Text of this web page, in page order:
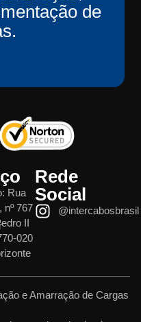
de
Rua
nº 767
II
020
Rede
Social
@intercabosbrasil
e Amarração de Cargas